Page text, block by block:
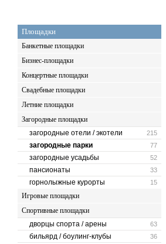
Площадки
Банкетные площадки
Бизнес-площадки
Концертные площадки
Свадебные площадки
Летние площадки
Загородные площадки
215
загородные отели / экотели
77
загородные парки
52
загородные усадьбы
33
пансионаты
15
горнолыжные курорты
Игровые площадки
Спортивные площадки
63
дворцы спорта / арены
36
бильярд / боулинг-клубы